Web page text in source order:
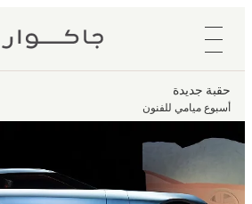
حقبة جديدة
أسبوع ميامي للفنون